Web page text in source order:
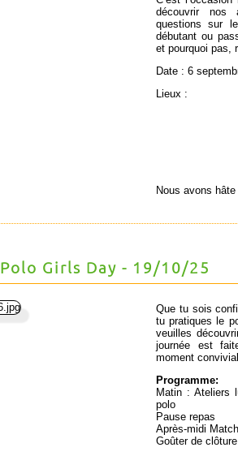
découvrir nos
questions sur
débutant ou
et pourquoi pas,
Date : 6
Lieux :
Nous avons
Polo Girls Day - 19/10/25
Que tu sois
tu pratiques le
veuilles
journée est
moment
Programme:
Matin : Ateliers
polo
Pause repas
Après-midi
Goûter de clôture